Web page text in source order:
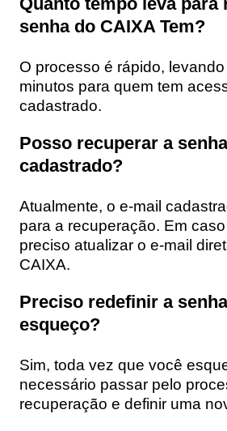
senha do CAIXA Tem?
O processo é rápido,
minutos para quem tem
cadastrado.
Posso recuperar a
cadastrado?
Atualmente, o e-mail
para a recuperação. Em
preciso atualizar o e-mail
CAIXA.
Preciso redefinir a
esqueço?
Sim, toda vez que você
necessário passar pelo
recuperação e definir uma